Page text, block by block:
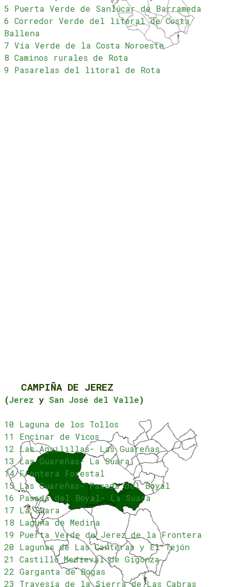
5 Puerta Verde de Sanlúcar de Barrameda
6 Corredor Verde del litoral de Costa
Ballena
7 Vía Verde de la Costa Noroeste
8 Caminos rurales de Rota
9 Pasarelas del litoral de Rota
CAMPIÑA DE JEREZ
(Jerez y San José del Valle)
10 Laguna de los Tollos
11 Encinar de Vicos
12 Las Aguilillas- Las Guareñas
13 Las Guareñas- La Suara
14 Frontera Forestal
15 Las Guareñas- Pasada del Boyal
16 Pasada del Boyal- La Suara
17 La Suara
18 Laguna de Medina
19 Puerta Verde de Jerez de la Frontera
20 Lagunas de Las Canteras y El Tejón
21 Castillo Medieval de Gigonza
22 Garganta de Bogas
23 Travesía de la Sierra de Las Cabras